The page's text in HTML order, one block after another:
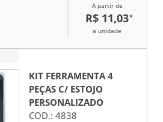
A partir de
R$ 11,03*
a unidade
KIT FERRAMENTA 4
PEÇAS C/ ESTOJO
PERSONALIZADO
COD.: 4838